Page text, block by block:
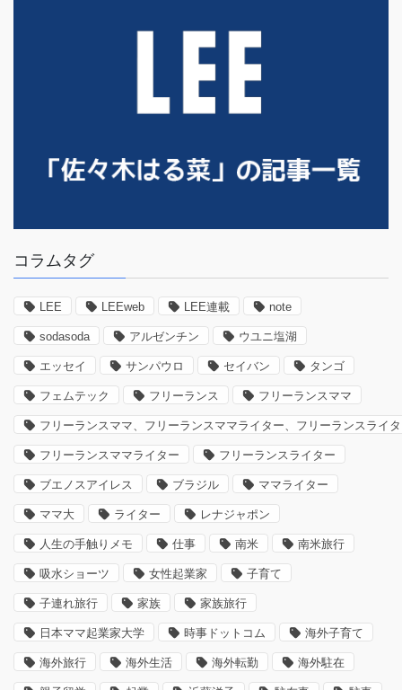
コラムタグ
LEE LEEweb LEE連載 note
sodasoda アルゼンチン ウユニ塩湖
エッセイ サンパウロ セイバン タンゴ
フェムテック フリーランス フリーランスママ
フリーランスママ、フリーランスママライター、フリーランスライ
フリーランスママライター フリーランスライター
ブエノスアイレス ブラジル ママライター
ママ大 ライター レナジャポン
人生の手触りメモ 仕事 南米 南米旅行
吸水ショーツ 女性起業家 子育て
子連れ旅行 家族 家族旅行
日本ママ起業家大学 時事ドットコム 海外子育て
海外旅行 海外生活 海外転勤 海外駐在